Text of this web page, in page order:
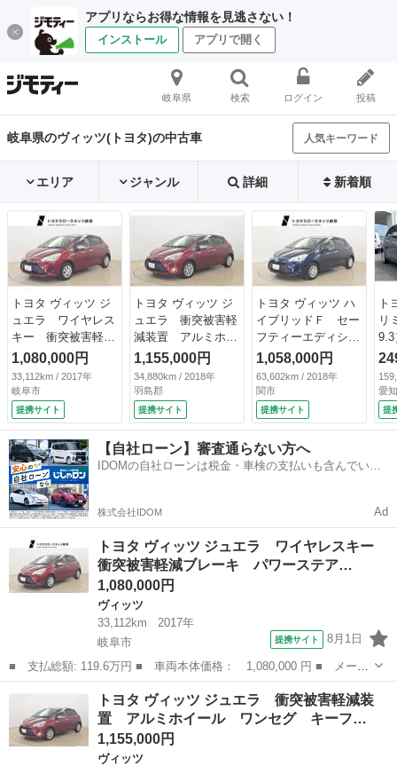
アプリならお得な情報を見逃さない！
インストール アプリで開く
岐阜県 検索 ログイン 投稿
岐阜県のヴィッツ(トヨタ)の中古車 人気キーワード
エリア ジャンル 詳細 新着順
トヨタ ヴィッツ ジ
ュエラ ワイヤレス
キー 衝突被害軽減
ブレーキ パワース
テアリング パワー
ウィンドウ ＥＴ
Ｃ ナビＴＶ バッ
クカメラ ＡＢＳ
ワンオーナー車 ワ
ンセグＴＶ エアコ
ン 横滑り防止装
置 Ｗエアバック
点検記録簿 （車検
整備付）
1,080,000円
33,112km / 2017年
岐阜市
提携サイト
トヨタ ヴィッツ ジ
ュエラ 衝突被害軽
減装置 アルミホイ
ール ワンセグ キ
ーフリー 記録簿
ナビ＆ＴＶ ドライ
ブレコーダー バッ
クモニター １オー
ナー Ｗエアバッ
ク パワーウィンド
ウ ＡＢＳ アイド
Ｃ ＡＵＸ （車検
1,155,000円
34,880km / 2018年
羽島郡
提携サイト
トヨタ ヴィッツ ハ
イブリッドＦ セー
フティーエディショ
ン メディアプレイ
ヤー接続 リアカメ
ラ 衝突被害軽減ブ
レーキ 助手席エア
バック 盗難防止シ
ステム パワーウィ
ンドゥ キーレス
横滑り防止機能 ア
コン （車検整備
付）
1,058,000円
63,602km / 2018年
関市
提携サイト
ト
リ
9.3
愛
提
【自社ローン】審査通らない方へ
IDOMの自社ローンは税金・車検の支払いも含んでいる
株式会社IDOM Ad
トヨタ ヴィッツ ジュエラ ワイヤレスキー
衝突被害軽減ブレーキ パワーステア…
1,080,000円
ヴィッツ
33,112km
2017年
岐阜市
提携サイト 8月1日
■ 支払総額: 119.6万円 ■ 車両本体価格： 1,080,000 円 ■ メーカ
ー名： トヨタ ■ 車種名： ヴィッツ ■ グレード名： ジュエ
ラ ワイヤレスキー 衝突被害軽減ブレーキ パワーステアリング
パワーウィ...
ヴィッツ
トヨタ ヴィッツ ジュエラ 衝突被害軽減装
置 アルミホイール ワンセグ キーフ…
1,155,000円
ヴィッツ